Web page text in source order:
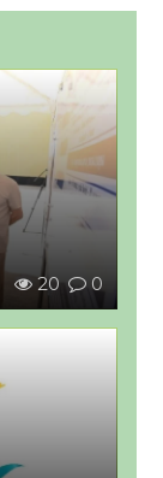
20 0